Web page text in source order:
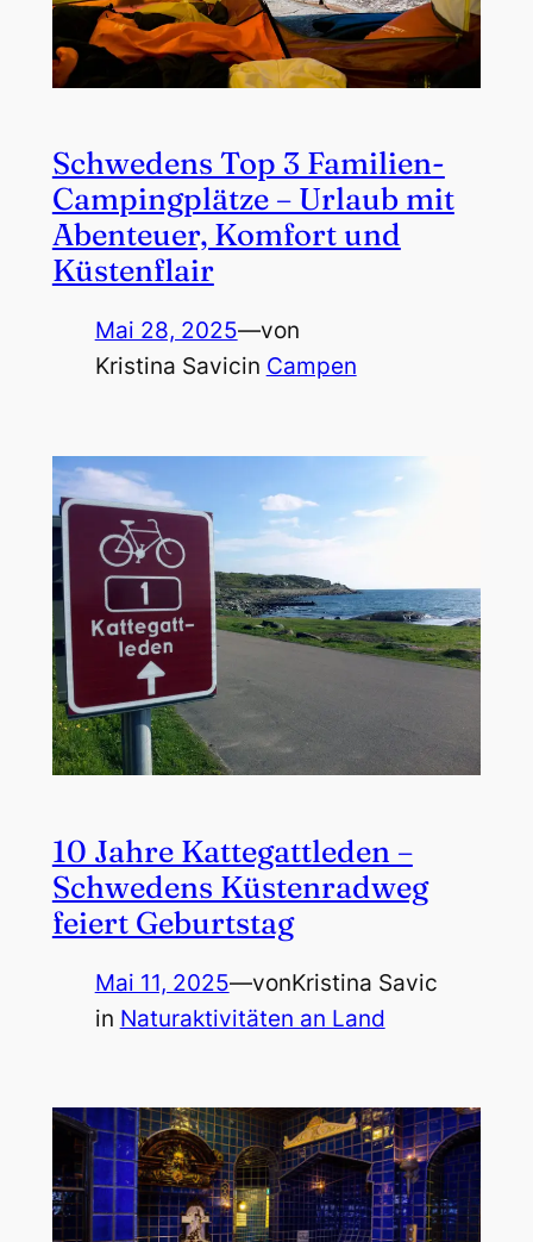
Schwedens Top 3 Familien-
Campingplätze – Urlaub mit
Abenteuer, Komfort und
Küstenflair
Mai 28, 2025—von
Kristina Savicin Campen
10 Jahre Kattegattleden –
Schwedens Küstenradweg
feiert Geburtstag
Mai 11, 2025—vonKristina Savic
in Naturaktivitäten an Land